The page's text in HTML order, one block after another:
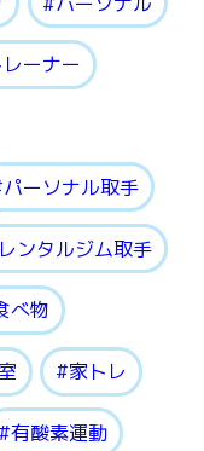
ーナー
パーソナル取手
レンタルジム取手
べ物
家トレ
有酸素運動